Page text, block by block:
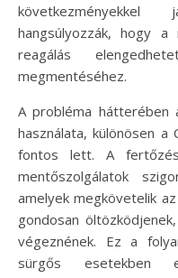
hangsúlyozzák, hogy
reagálás
megmentéséhez.
A probléma hátterében
használata, különösen a
fontos lett. A
mentőszolgálatok
amelyek megkövetelik
gondosan
végeznének. Ez a
sürgős esetekben